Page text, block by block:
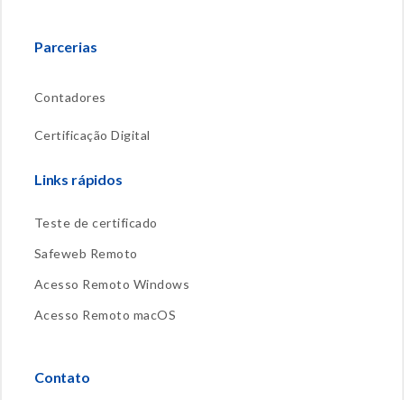
Parcerias
Contadores
Certificação Digital
Links rápidos
Teste de certificado
Safeweb Remoto
Acesso Remoto Windows
Acesso Remoto macOS
Contato